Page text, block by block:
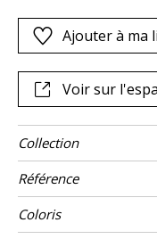
Ajouter à ma
Voir sur
Collection
Référence
Coloris